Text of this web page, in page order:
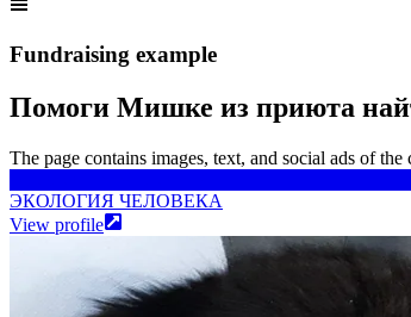
Fundraising example
Помоги Мишке из приюта
The page contains images, text, and social ads of the
ЭКОЛОГИЯ ЧЕЛОВЕКА
View profile